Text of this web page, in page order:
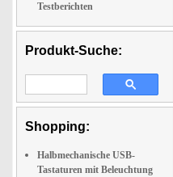
Testberichten
Produkt-Suche:
Shopping:
Halbmechanische USB-
Tastaturen mit Beleuchtung